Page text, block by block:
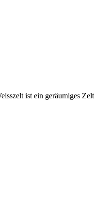
ist ein geräumiges